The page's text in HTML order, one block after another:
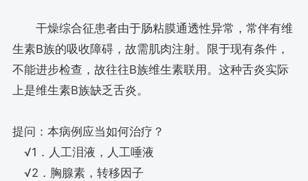
干燥综合征患者由于肠粘膜通透性异常，常伴有维
生素B族的吸收障碍，故需肌肉注射。限于现有条件，
不能进步检查，故往往B族维生素联用。这种舌炎实际
上是维生素B族缺乏舌炎。
提问：本病例应当如何治疗？
√1．人工泪液，人工唾液
√2．胸腺素，转移因子